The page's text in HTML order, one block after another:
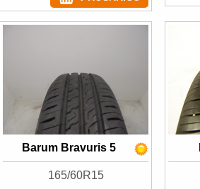
Barum Bravuris 5
165/60R15